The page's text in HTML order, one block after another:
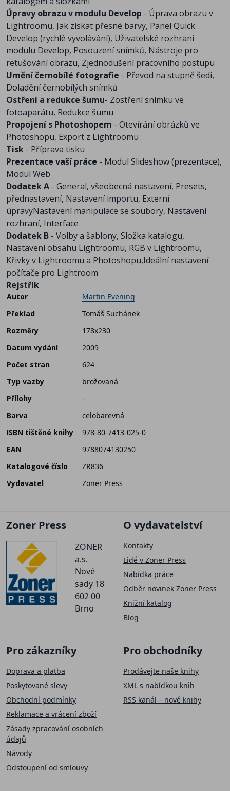
Úpravy obrazu v modulu Develop - Úprava obrazu v
Lightroomu, Jak získat přesné barvy, Panel Quick
Develop (rychlé vyvolávání), Uživatelské rozhraní
modulu Develop, Posouzení snímků, Nástroje pro
retušování obrazu, Zjednodušení pracovního postupu
Umění černobílé fotografie - Převod na stupně šedi,
Doladění černobílých snímků
Ostření a redukce šumu- Zostření snímku ve
fotoaparátu, Redukce šumu
Propojení s Photoshopem - Otevírání obrázků ve
Photoshopu, Export z Lightroomu
Tisk - Příprava tisku
Prezentace vaší práce - Modul Slideshow (prezentace),
Modul Web
Dodatek A - General, všeobecná nastavení, Presets,
přednastavení, Nastavení importu, Externí
úpravyNastavení manipulace se soubory, Nastavení
rozhraní, Interface
Dodatek B - Volby a šablony, Složka katalogu,
Nastavení obsahu Lightroomu, RGB v Lightroomu,
Křivky v Lightroomu a Photoshopu,Ideální nastavení
počítače pro Lightroom
Rejstřík
Autor
Martin Evening
Překlad
Tomáš Suchánek
Rozměry
178x230
Datum vydání
2009
Počet stran
624
Typ vazby
brožovaná
Přílohy
-
Barva
celobarevná
ISBN tištěné knihy
978-80-7413-025-0
EAN
9788074130250
Katalogové číslo
ZR836
Vydavatel
Zoner Press
Zoner Press
ZONER
a.s.
Nové
sady 18
602 00
Brno
O vydavatelství
Kontakty
Lidé v Zoner Press
Nabídka práce
Odběr novinek Zoner Press
Knižní katalog
Blog
Pro zákazníky
Doprava a platba
Poskytované slevy
Obchodní podmínky
Reklamace a vrácení zboží
Zásady zpracování osobních
údajů
Návody
Odstoupení od smlouvy
Pro obchodníky
Prodávejte naše knihy
XML s nabídkou knih
RSS kanál – nové knihy